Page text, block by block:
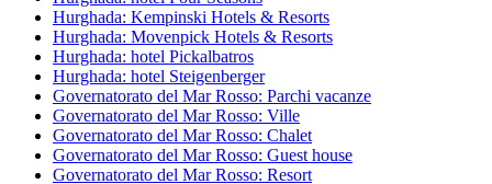
Hurghada: Kempinski Hotels & Resorts
Hurghada: Movenpick Hotels & Resorts
Hurghada: hotel Pickalbatros
Hurghada: hotel Steigenberger
Governatorato del Mar Rosso: Parchi vacanze
Governatorato del Mar Rosso: Ville
Governatorato del Mar Rosso: Chalet
Governatorato del Mar Rosso: Guest house
Governatorato del Mar Rosso: Resort